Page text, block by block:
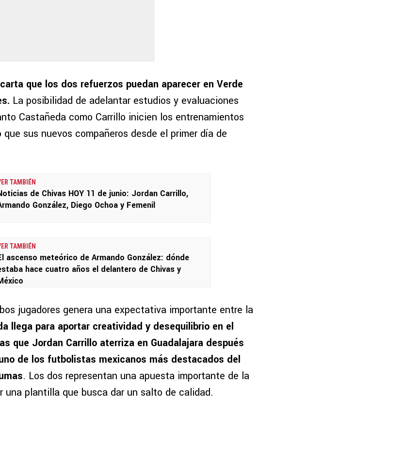
que los dos refuerzos puedan aparecer en Verde
La posibilidad de adelantar estudios y evaluaciones
Castañeda como Carrillo inicien los entrenamientos
sus nuevos compañeros desde el primer día de
TAMBIÉN
de Chivas HOY 11 de junio: Jordan Carrillo,
González, Diego Ochoa y Femenil
TAMBIÉN
ascenso meteórico de Armando González: dónde
hace cuatro años el delantero de Chivas y
jugadores genera una expectativa importante entre la
llega para aportar creatividad y desequilibrio en el
que Jordan Carrillo aterriza en Guadalajara después
de los futbolistas mexicanos más destacados del
. Los dos representan una apuesta importante de la
plantilla que busca dar un salto de calidad.